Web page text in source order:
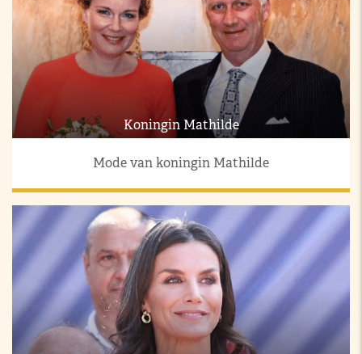
Koningin Mathilde
Mode van koningin Mathilde